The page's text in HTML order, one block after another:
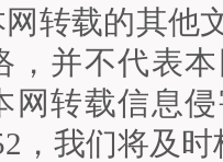
转载的其他
，并不代表
网转载信息
，我们将及